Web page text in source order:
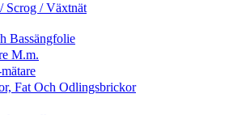
Scrog / Växtnät
Bassängfolie
M.m.
Fat Och Odlingsbrickor